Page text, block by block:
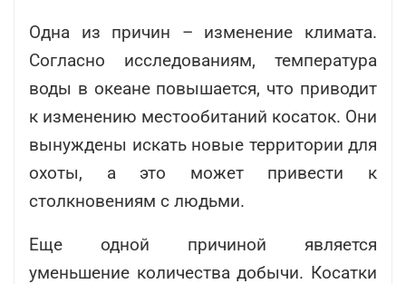
Одна из причин – изменение климата.
Согласно исследованиям, температура
воды в океане повышается, что приводит
к изменению местообитаний косаток. Они
вынуждены искать новые территории для
охоты, а это может привести к
столкновениям с людьми.
Еще одной причиной является
уменьшение количества добычи. Косатки